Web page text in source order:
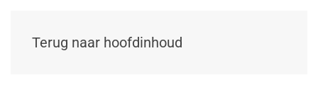
Terug naar hoofdinhoud